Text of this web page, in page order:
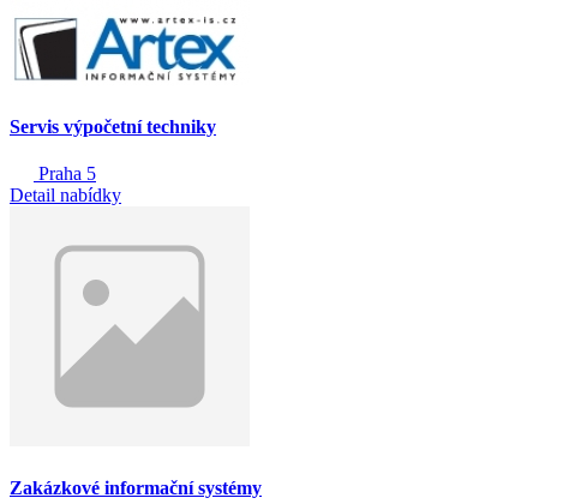
Servis výpočetní techniky
Praha 5
Detail nabídky
Zakázkové informační systémy